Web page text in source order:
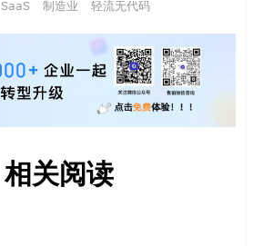
SaaS 制造业 轻流无代码
相关阅读